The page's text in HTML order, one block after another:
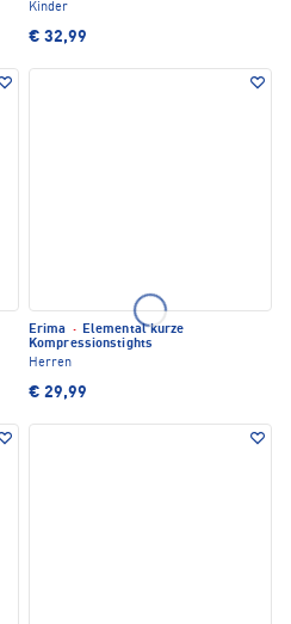
Kinder
€ 32,99
Erima · Elemental kurze
Kompressionstights
Herren
€ 29,99